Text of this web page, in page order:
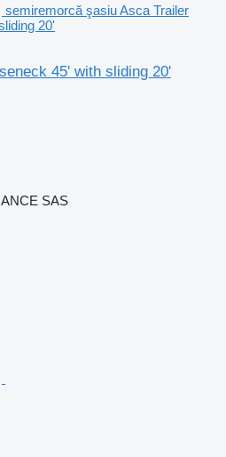
semiremorcă şasiu Asca Trailer
20'
45' with sliding 20'
SAS